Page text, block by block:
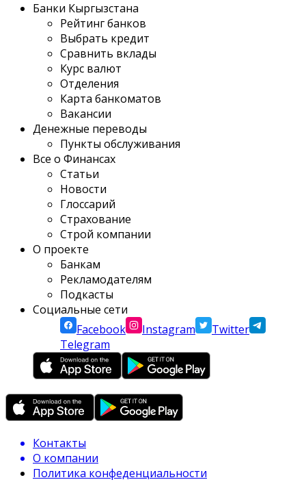
Банки Кыргызстана
Рейтинг банков
Выбрать кредит
Сравнить вклады
Курс валют
Отделения
Карта банкоматов
Вакансии
Денежные переводы
Пункты обслуживания
Все о Финансах
Статьи
Новости
Глоссарий
Страхование
Строй компании
О проекте
Банкам
Рекламодателям
Подкасты
Социальные сети
Facebook
Instagram
Twitter
Telegram
Контакты
О компании
Политика конфеденциальности